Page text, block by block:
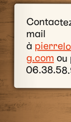
mail
à
g.com ou